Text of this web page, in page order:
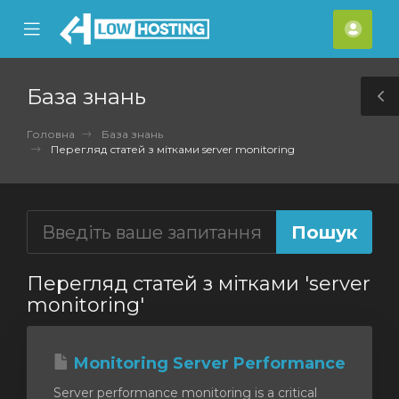
Mobile
Menu
База знань
Головна
База знань
Перегляд статей з мітками server monitoring
Перегляд статей з мітками 'server
monitoring'
Monitoring Server Performance
Server performance monitoring is a critical